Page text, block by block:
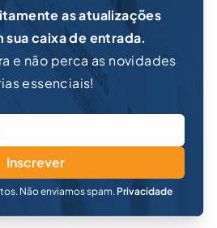
as atualizações
sua caixa de entrada.
e não perca as novidades
essenciais!
Inscrever
Não enviamos spam. Privacidade